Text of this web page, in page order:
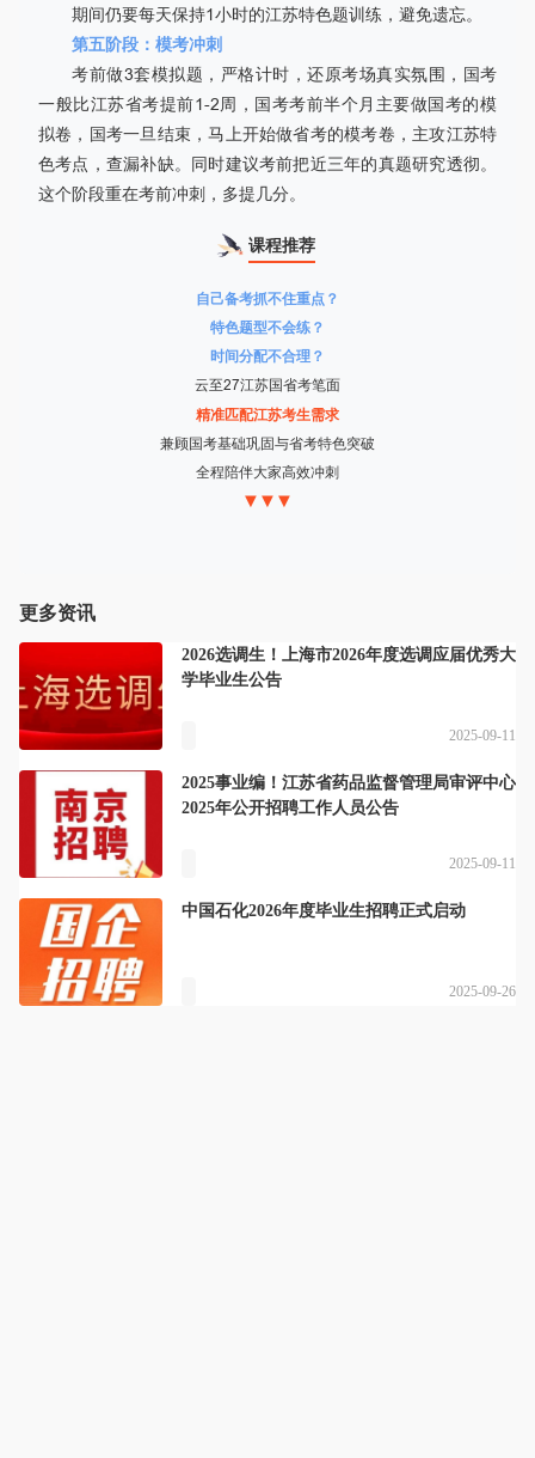
期间仍要每天保持1小时的江苏特色题训练，避免遗忘。
第五阶段：模考冲刺
考前做3套模拟题，严格计时，还原考场真实氛围，国考
一般比江苏省考提前1-2周，国考考前半个月主要做国考的模
拟卷，国考一旦结束，马上开始做省考的模考卷，主攻江苏特
色考点，查漏补缺。同时建议考前把近三年的真题研究透彻。
这个阶段重在考前冲刺，多提几分。
课程推荐
自己备考抓不住重点？
特色题型不会练？
时间分配不合理？
云至27江苏国省考笔面
精准匹配江苏考生需求
兼顾国考基础巩固与省考特色突破
全程陪伴大家高效冲刺
▼▼▼
更多资讯
2026选调生！上海市2026年度选调应届优秀大
学毕业生公告
2025-09-11
2025事业编！江苏省药品监督管理局审评中心
2025年公开招聘工作人员公告
2025-09-11
中国石化2026年度毕业生招聘正式启动
2025-09-26